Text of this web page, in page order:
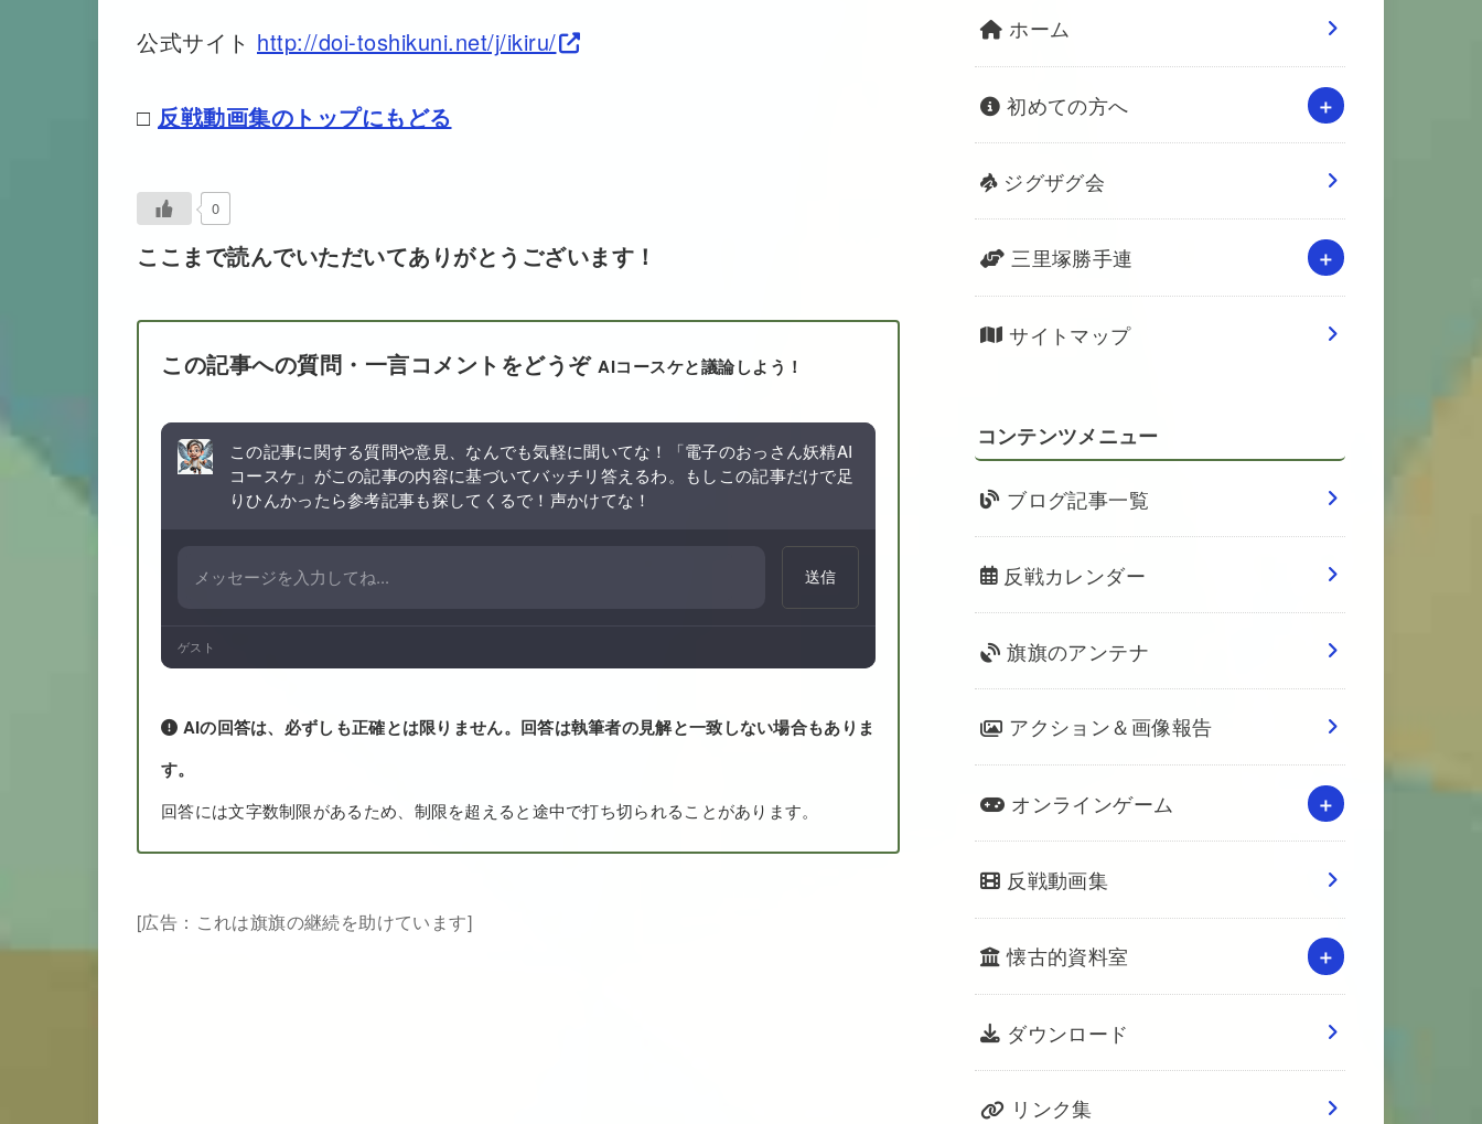
公式サイト http://doi-toshikuni.net/j/ikiru/
□ 反戦動画集のトップにもどる
0
ここまで読んでいただいてありがとうございます！
この記事への質問・一言コメントをどうぞ AIコースケと議論しよう！
この記事に関する質問や意見、なんでも気軽に聞いてな！「電子のおっさん妖精AI
コースケ」がこの記事の内容に基づいてバッチリ答えるわ。もしこの記事だけで足
りひんかったら参考記事も探してくるで！声かけてな！
送信
ゲスト
AIの回答は、必ずしも正確とは限りません。回答は執筆者の見解と一致しない場合もありま
す。
回答には文字数制限があるため、制限を超えると途中で打ち切られることがあります。
[広告：これは旗旗の継続を助けています]
ホーム
初めての方へ
ジグザグ会
三里塚勝手連
サイトマップ
コンテンツメニュー
ブログ記事一覧
反戦カレンダー
旗旗のアンテナ
アクション＆画像報告
オンラインゲーム
反戦動画集
懐古的資料室
ダウンロード
リンク集